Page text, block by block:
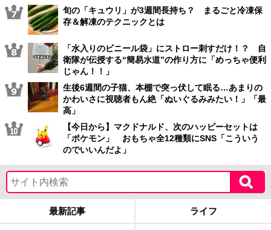
旬の「キュウリ」が3週間長持ち？ まるごと冷凍保
存＆解凍のテクニックとは
「水入りのビニール袋」にストロー刺すだけ！？ 自
衛隊が伝授する“簡易水道”の作り方に「めっちゃ便利
じゃん！！」
生後6週間の子猫、本棚で突っ伏して眠る…あまりの
かわいさに視聴者もん絶「ぬいぐるみみたい！」「最
高」
【今日から】マクドナルド、次のハッピーセットは
「ポケモン」 おもちゃ全12種類にSNS「こういう
のでいいんだよ」
最新記事 ライフ